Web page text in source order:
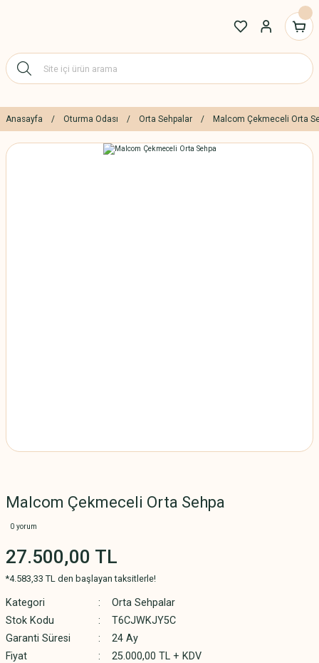
Anasayfa Oturma Odası Orta Sehpalar Malcom Çekmeceli Orta
Malcom Çekmeceli Orta Sehpa
0 yorum
27.500,00 TL
*4.583,33 TL den başlayan taksitlerle!
Kategori
Orta Sehpalar
Stok Kodu
T6CJWKJY5C
Garanti Süresi
24 Ay
Fiyat
25.000,00 TL + KDV